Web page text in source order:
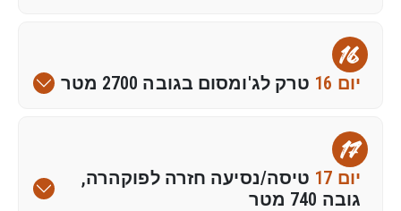
16
יום 16 טרק לג'ומסום בגובה 2700 מטר
17
יום 17
טיסה/נסיעה חזרה לפוקהרה,
גובה 740 מטר